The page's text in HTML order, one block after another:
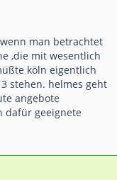
man betrachtet
,die mit wesentlich
köln eigentlich
stehen. helmes geht
angebote
dafür geeignete